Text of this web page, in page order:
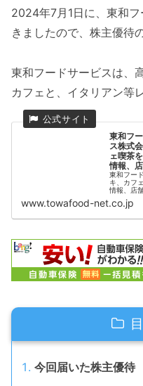
2024年7月1日に、東和
きましたので、株主優待
東和フードサービスは、
カフェと、イタリアン等
東和フ
ス株式
ェ喫茶
情報、店
東和フー
キ、カフ
情報、店
www.towafood-net.co.jp
今回届いた株主優待